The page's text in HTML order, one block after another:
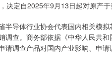
决定自2025年9月13日起对原产
半导体行业协会代表国内相关模
调查。商务部依据《中华人民共
调查产品对国内产业影响、申请